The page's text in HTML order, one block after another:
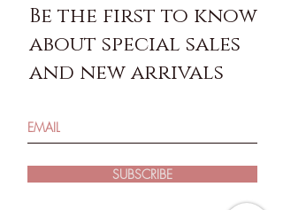
Be the first to know
about special sales
and new arrivals
SUBSCRIBE